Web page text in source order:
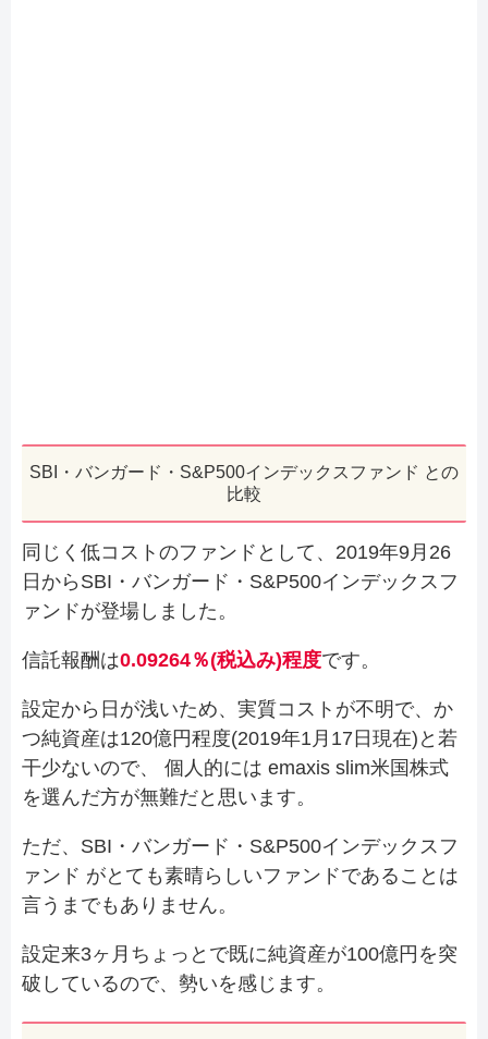
SBI・バンガード・S&P500インデックスファンド との
比較
同じく低コストのファンドとして、2019年9月26
日からSBI・バンガード・S&P500インデックスフ
ァンドが登場しました。
信託報酬は0.09264％(税込み)程度です。
設定から日が浅いため、実質コストが不明で、か
つ純資産は120億円程度(2019年1月17日現在)と若
干少ないので、 個人的には emaxis slim米国株式
を選んだ方が無難だと思います。
ただ、SBI・バンガード・S&P500インデックスフ
ァンド がとても素晴らしいファンドであることは
言うまでもありません。
設定来3ヶ月ちょっとで既に純資産が100億円を突
破しているので、勢いを感じます。